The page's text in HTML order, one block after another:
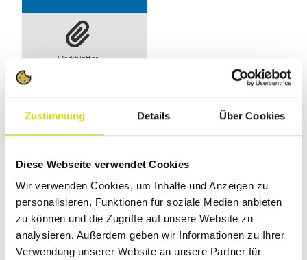
Zustimmung Details Über Cookies
Diese Webseite verwendet Cookies
Wir verwenden Cookies, um Inhalte und Anzeigen zu
personalisieren, Funktionen für soziale Medien anbieten
zu können und die Zugriffe auf unsere Website zu
analysieren. Außerdem geben wir Informationen zu Ihrer
Verwendung unserer Website an unsere Partner für
Merkblätter
Kompostieranlage Eiselfing
+49 8075 913 0158
Fax: +49 8031 392 94381
Kompostieranlage Noderwiechs
Zur Kieslände 8